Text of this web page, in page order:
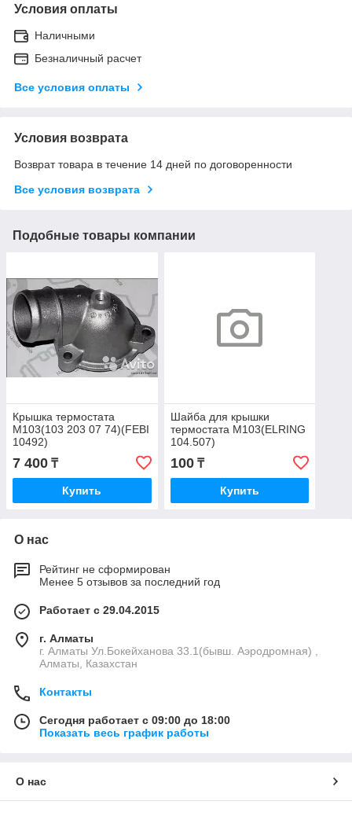
Условия оплаты
Наличными
Безналичный расчет
Все условия оплаты
Условия возврата
Возврат товара в течение 14 дней по договоренности
Все условия возврата
Подобные товары компании
Крышка термостата
M103(103 203 07 74)(FEBI
10492)
7 400 ₸
Купить
Шайба для крышки
термостата M103(ELRING
104.507)
100₸
Купить
О нас
Рейтинг не сформирован
Менее 5 отзывов за последний год
Работает с 29.04.2015
г. Алматы
г. Алматы Ул.Бокейханова 33.1(бывш. Аэродромная) ,
Алматы, Казахстан
Контакты
Сегодня работает с 09:00 до 18:00
Показать весь график работы
О нас